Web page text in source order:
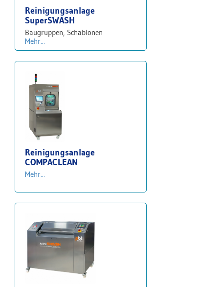
Reinigungsanlage
SuperSWASH
Baugruppen, Schablonen
Mehr...
Reinigungsanlage
COMPACLEAN
Mehr...